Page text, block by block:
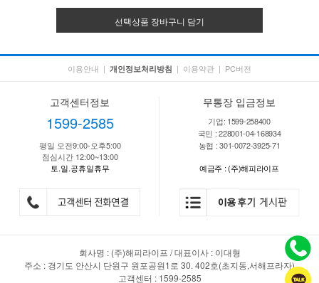
선택상품 장바구니 담기
이용안내 | 개인정보처리방침 | 이용약관 | PC버전
고객센터정보
1599-2585
평일 오전9:00-오후5:00
점심시간 12:00~13:00
토.일.공휴일휴무
무통장 입금정보
기업: 1599-258400
국민 : 228001-04-168934
농협 : 301-0072-3925-71
예금주 : (주)해피라이프
회사명 : (주)해피라이프 / 대표이사 : 이대형
주소 : 경기도 안산시 단원구 원포공원1로 30. 402호(초지동,서해프라자)
고객센터 : 1599-2585